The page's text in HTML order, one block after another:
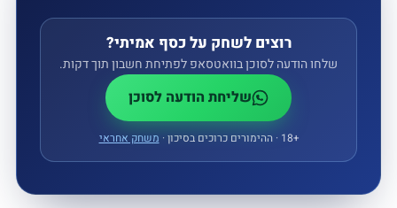
רוצים לשחק על כסף אמיתי?
שלחו הודעה לסוכן בוואטסאפ לפתיחת חשבון תוך דקות.
שליחת הודעה לסוכן
18+ ‏ · ההימורים כרוכים בסיכון · משחק אחראי